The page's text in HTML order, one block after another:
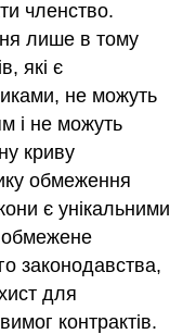
членство.
лише в тому
які є
не можуть
і не можуть
криву
обмеження
є унікальними
обмежене
законодавства,
для
контрактів.